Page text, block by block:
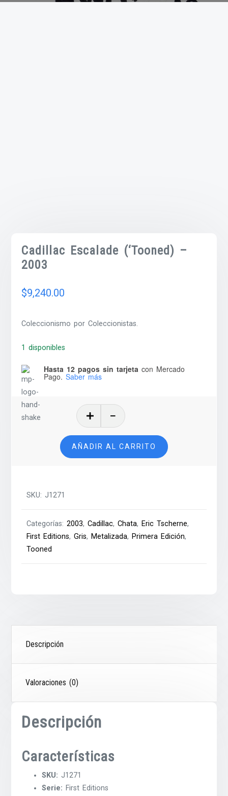
Cadillac Escalade (‘Tooned) –
2003
$9,240.00
Coleccionismo por Coleccionistas.
1 disponibles
Hasta 12 pagos sin tarjeta con Mercado
Pago. Saber más
('Tooned)
–
2003
AÑADIR AL CARRITO
SKU:J1271
Categorías:2003,Cadillac,Chata, Eric Tscherne,
First Editions,Gris, Metalizada, Primera Edición,
Tooned
Descripción
Valoraciones (0)
Descripción
Características
SKU: J1271
Serie: First Editions